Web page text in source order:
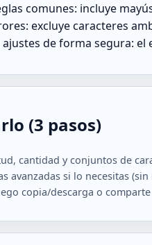
comunes: incluye
excluye caracteres
de forma segura: el
(3 pasos)
cantidad y conjuntos de
avanzadas si lo necesitas
copia/descarga o